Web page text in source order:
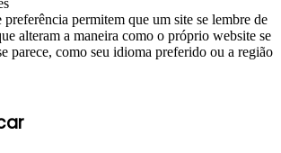
preferência permitem que um site se lembre de
alteram a maneira como o próprio website se
parece, como seu idioma preferido ou a região